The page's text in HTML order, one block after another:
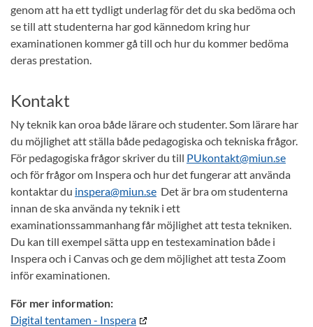
genom att ha ett tydligt underlag för det du ska bedöma och
se till att studenterna har god kännedom kring hur
examinationen kommer gå till och hur du kommer bedöma
deras prestation.
Kontakt
Ny teknik kan oroa både lärare och studenter. Som lärare har
du möjlighet att ställa både pedagogiska och tekniska frågor.
För pedagogiska frågor skriver du till PUkontakt@miun.se
och för frågor om Inspera och hur det fungerar att använda
kontaktar du inspera@miun.se Det är bra om studenterna
innan de ska använda ny teknik i ett
examinationssammanhang får möjlighet att testa tekniken.
Du kan till exempel sätta upp en testexamination både i
Inspera och i Canvas och ge dem möjlighet att testa Zoom
inför examinationen.
För mer information:
Digital tentamen - Inspera